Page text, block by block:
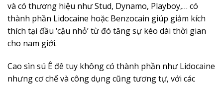
và có thương hiệu như Stud, Dynamo, Playboy,… có
thành phần Lidocaine hoặc Benzocain giúp giảm kích
thích tại đầu ‘cậu nhỏ’ từ đó tăng sự kéo dài thời gian
cho nam giới.
Cao sìn sú Ê đê tuy không có thành phần như Lidocaine
nhưng cơ chế và công dụng cũng tương tự, với các